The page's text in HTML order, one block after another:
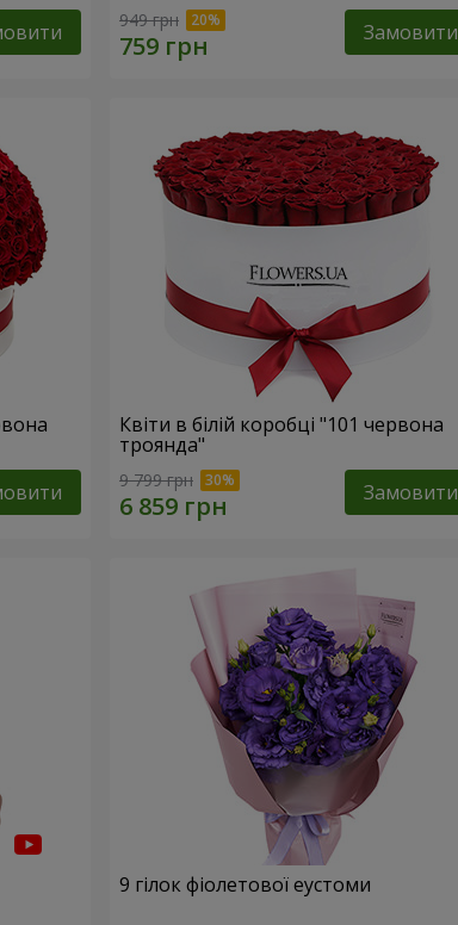
949 грн Замовити
Квіти в білій коробці "101 червона
троянда"
9 799 грн Замовити
9 гілок фіолетової еустоми